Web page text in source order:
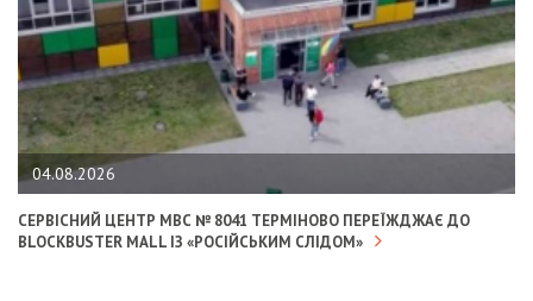
04.08.2026
СЕРВІСНИЙ ЦЕНТР МВС № 8041 ТЕРМІНОВО ПЕРЕЇЖДЖАЄ ДО
BLOCKBUSTER MALL ІЗ «РОСІЙСЬКИМ СЛІДОМ»